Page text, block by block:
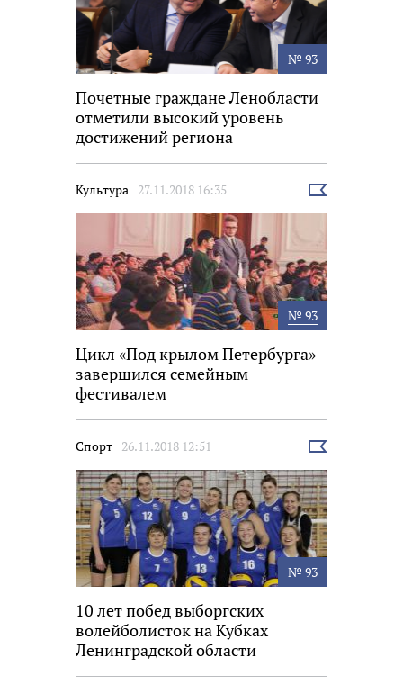
№ 93
Почетные граждане Ленобласти
отметили высокий уровень
достижений региона
Культура 27.11.2018 16:35
Выбрать
№ 93
Цикл «Под крылом Петербурга»
завершился семейным
фестивалем
Спорт 26.11.2018 12:51
Выбрать
№ 93
10 лет побед выборгских
волейболисток на Кубках
Ленинградской области